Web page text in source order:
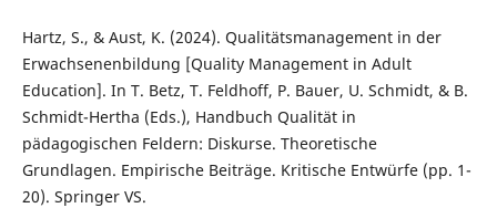
Hartz, S., & Aust, K. (2024). Qualitätsmanagement in der
Erwachsenenbildung [Quality Management in Adult
Education]. In T. Betz, T. Feldhoff, P. Bauer, U. Schmidt, & B.
Schmidt-Hertha (Eds.), Handbuch Qualität in
pädagogischen Feldern: Diskurse. Theoretische
Grundlagen. Empirische Beiträge. Kritische Entwürfe (pp. 1-
20). Springer VS.